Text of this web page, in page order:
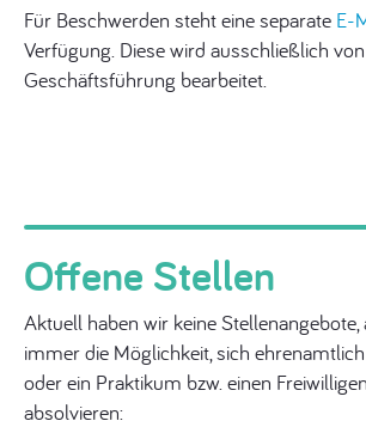
Für Beschwerden steht eine separate E-
Verfügung. Diese wird ausschließlich
Geschäftsführung bearbeitet.
Offene Stellen
Aktuell haben wir keine Stellenangebote,
immer die Möglichkeit, sich
oder ein Praktikum bzw. einen
absolvieren: